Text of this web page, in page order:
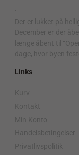
Der er lukket på
December er der
længe åbent til
dage, hvor byen
Links
Kurv
Kontakt
Min Konto
Handelsbetingelser
Privatlivspolitik